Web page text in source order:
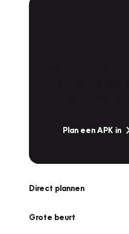
Plan een APK in
Direct plannen
Grote beurt